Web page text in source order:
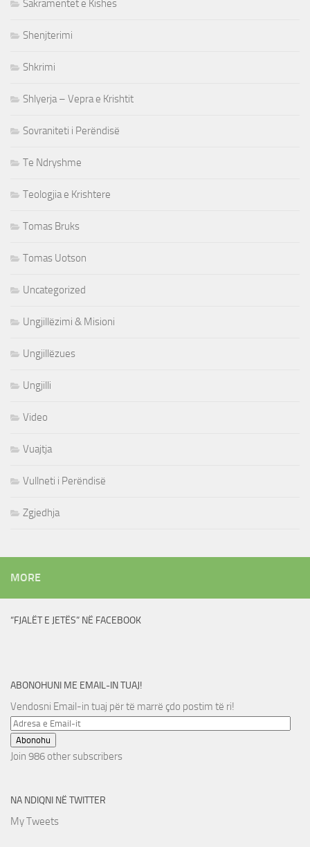
Sakramentet e Kishes
Shenjterimi
Shkrimi
Shlyerja – Vepra e Krishtit
Sovraniteti i Perëndisë
Te Ndryshme
Teologjia e Krishtere
Tomas Bruks
Tomas Uotson
Uncategorized
Ungjillëzimi & Misioni
Ungjillëzues
Ungjilli
Video
Vuajtja
Vullneti i Perëndisë
Zgjedhja
MORE
“FJALËT E JETËS” NË FACEBOOK
ABONOHUNI ME EMAIL-IN TUAJ!
Vendosni Email-in tuaj për të marrë çdo postim të ri!
Adresa
e
Email-
Abonohu
Join 986 other subscribers
NA NDIQNI NË TWITTER
My Tweets